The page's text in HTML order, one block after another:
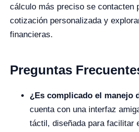
cálculo más preciso se contacten
cotización personalizada y
financieras.
Preguntas
¿Es complicado el manejo
cuenta con una interfaz
táctil, diseñada para facilitar